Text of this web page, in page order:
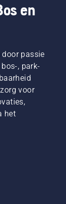
en
passie
, park-
voor
het